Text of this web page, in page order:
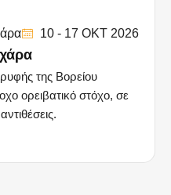
10 - 17 OKT 2026
της Βορείου
ορειβατικό στόχο, σε